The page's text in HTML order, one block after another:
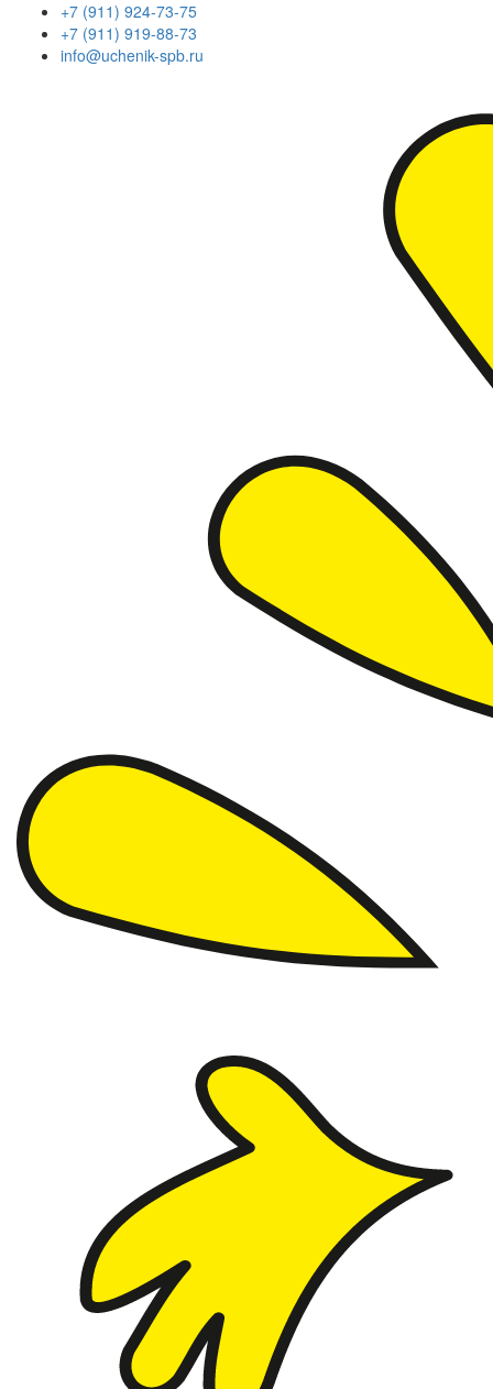
+7 (911) 924-73-75
+7 (911) 919-88-73
info@uchenik-spb.ru